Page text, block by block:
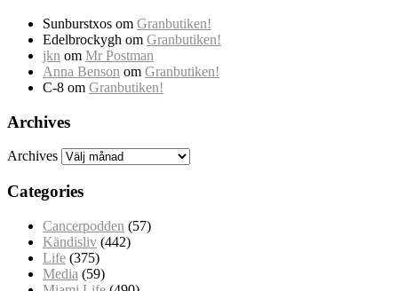
Sunburstxos om Granbutiken!
Edelbrockygh om Granbutiken!
jkn om Mr Postman
Anna Benson om Granbutiken!
C-8 om Granbutiken!
Archives
Archives
Categories
Cancerpodden (57)
Kändisliv (442)
Life (375)
Media (59)